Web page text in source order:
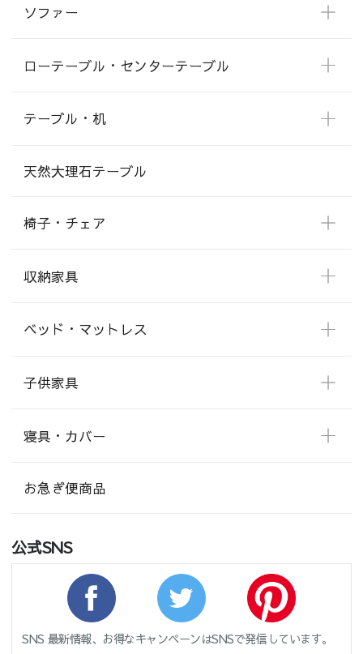
ソファー
ローテーブル・センターテーブル
テーブル・机
天然大理石テーブル
椅子・チェア
収納家具
ベッド・マットレス
子供家具
寝具・カバー
お急ぎ便商品
公式SNS
SNS 最新情報、お得なキャンペーンはSNSで発信しています。